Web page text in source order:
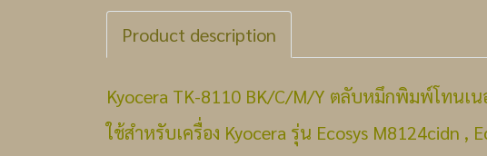
Product description
Kyocera TK-8110 BK/C/M/Y ตลับหมึกพิมพ์โทนเน
ใช้สำหรับเครื่อง Kyocera รุ่น Ecosys M8124cidn ,